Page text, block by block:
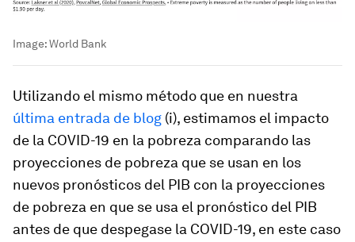
Image:World Bank
Utilizando el mismo método que en nuestra
última entrada de blog (i), estimamos el impacto
de la COVID-19 en la pobreza comparando las
proyecciones de pobreza que se usan en los
nuevos pronósticos del PIB con la proyecciones
de pobreza en que se usa el pronóstico del PIB
antes de que despegase la COVID-19, en este caso